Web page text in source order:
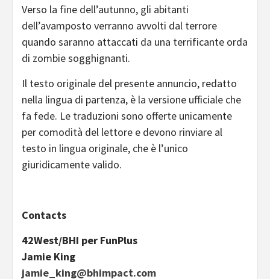
Verso la fine dell’autunno, gli abitanti
dell’avamposto verranno avvolti dal terrore
quando saranno attaccati da una terrificante orda
di zombie sogghignanti.
Il testo originale del presente annuncio, redatto
nella lingua di partenza, è la versione ufficiale che
fa fede. Le traduzioni sono offerte unicamente
per comodità del lettore e devono rinviare al
testo in lingua originale, che è l’unico
giuridicamente valido.
Contacts
42West/BHI per FunPlus
Jamie King
jamie_king@bhimpact.com